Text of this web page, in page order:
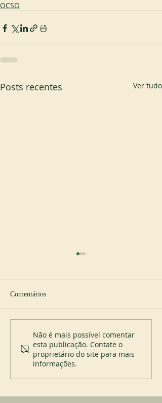
OCSO
Posts recentes Ver tudo
Comentários
Não é mais possível comentar
esta publicação. Contate o
proprietário do site para mais
informações.